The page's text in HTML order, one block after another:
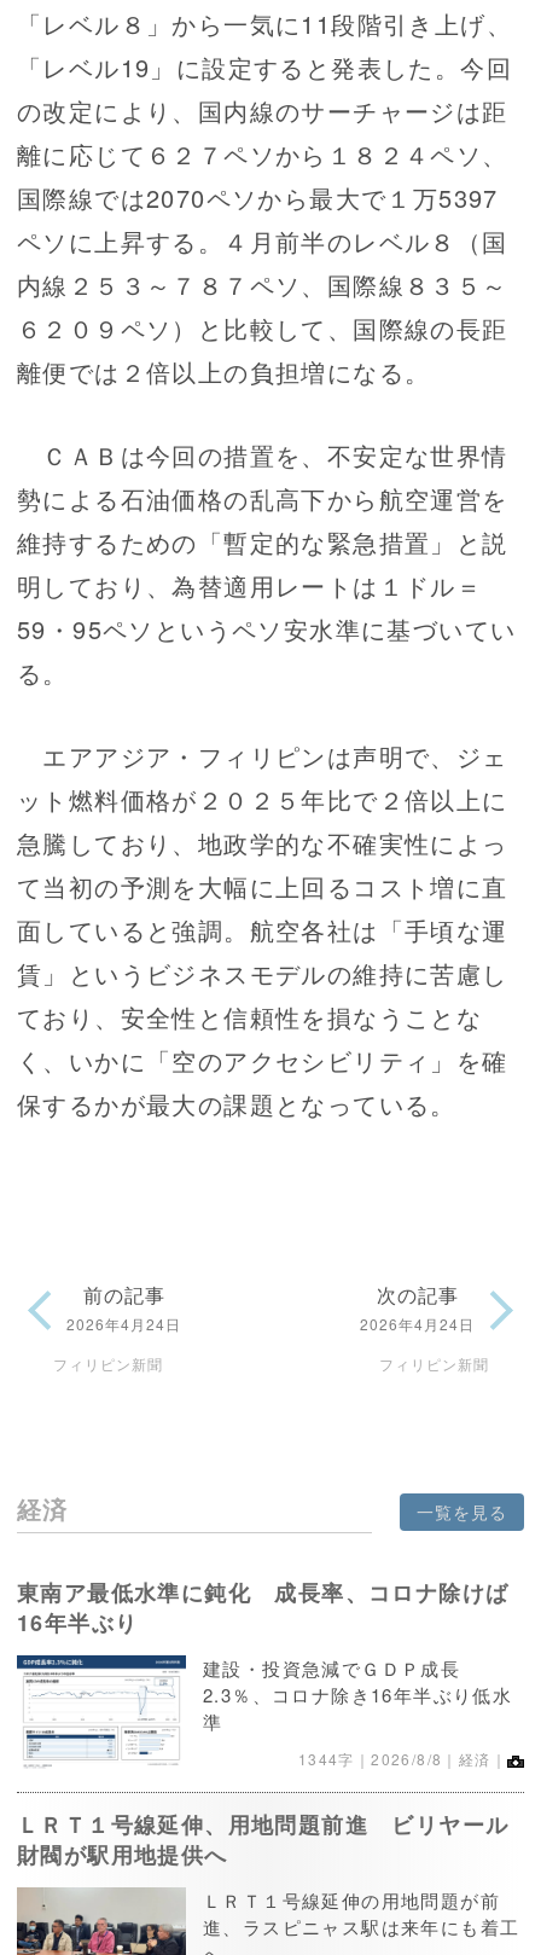
「レベル８」から一気に11段階引き上げ、
「レベル19」に設定すると発表した。今回
の改定により、国内線のサーチャージは距
離に応じて６２７ペソから１８２４ペソ、
国際線では2070ペソから最大で１万5397
ペソに上昇する。４月前半のレベル８（国
内線２５３～７８７ペソ、国際線８３５～
６２０９ペソ）と比較して、国際線の長距
離便では２倍以上の負担増になる。
ＣＡＢは今回の措置を、不安定な世界情
勢による石油価格の乱高下から航空運営を
維持するための「暫定的な緊急措置」と説
明しており、為替適用レートは１ドル＝
59・95ペソというペソ安水準に基づいてい
る。
エアアジア・フィリピンは声明で、ジェ
ット燃料価格が２０２５年比で２倍以上に
急騰しており、地政学的な不確実性によっ
て当初の予測を大幅に上回るコスト増に直
面していると強調。航空各社は「手頃な運
賃」というビジネスモデルの維持に苦慮し
ており、安全性と信頼性を損なうことな
く、いかに「空のアクセシビリティ」を確
保するかが最大の課題となっている。
前の記事
2026年4月24日
フィリピン新聞
次の記事
2026年4月24日
フィリピン新聞
経済 一覧を見る
東南ア最低水準に鈍化 成長率、コロナ除けば
16年半ぶり
建設・投資急減でＧＤＰ成長
2.3％、コロナ除き16年半ぶり低水
準
1344字｜2026/8/8 ｜経済｜
ＬＲＴ１号線延伸、用地問題前進 ビリヤール
財閥が駅用地提供へ
ＬＲＴ１号線延伸の用地問題が前
進、ラスピニャス駅は来年にも着工